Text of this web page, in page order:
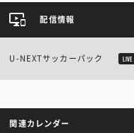
配信情報
U-NEXTサッカーパック LIVE
関連カレンダー